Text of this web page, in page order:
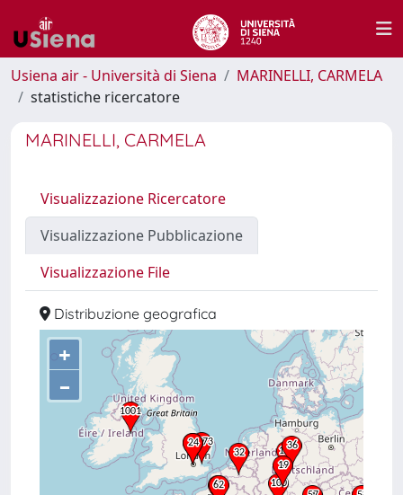
Usiena air - Università di Siena
MARINELLI, CARMELA
statistiche ricercatore
MARINELLI, CARMELA
Visualizzazione Ricercatore
Visualizzazione Pubblicazione
Visualizzazione File
Distribuzione geografica
+
–